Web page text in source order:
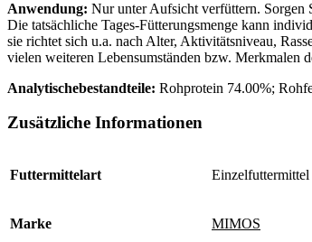
Anwendung: Nur unter Aufsicht verfüttern. Sorgen
Die tatsächliche Tages-Fütterungsmenge kann
sie richtet sich u.a. nach Alter, Aktivitätsniveau,
vielen weiteren Lebensumständen bzw. Merkmalen
Analytischebestandteile: Rohprotein 74.00%;
Zusätzliche Informationen
Futtermittelart Einzelfuttermittel
Marke MIMOS